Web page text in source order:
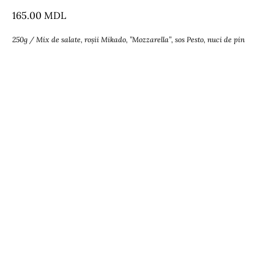
165.00 MDL
250g / Mix de salate, roșii Mikado, ”Mozzarella”, sos Pesto, nuci de pin